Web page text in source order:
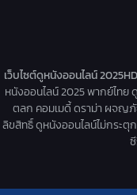
เว็บไซต์ดูหนังออนไลน์ 2025HD
หนังออนไลน์ 2025 พากย์ไทย
ตลก คอมเมดี้ ดราม่า ผจญภั
ลิขสิทธิ์ ดูหนังออนไลน์ไม่กระตุก